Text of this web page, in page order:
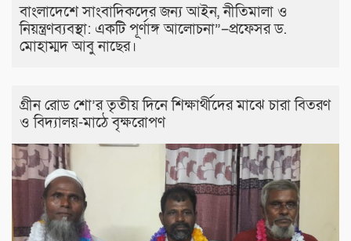
বাংলাদেশে সাংবাদিকদের জন্য আইন, নীতিমালা ও
নিয়ন্ত্রণব্যবস্থা: একটি পূর্ণাঙ্গ আলোচনা”–প্রফেসর ড.
মোহাম্মদ আবু নাছের।
গ্রীন রোড শো’র তৃতীয় দিনে শিক্ষার্থীদের মাঝে চারা বিতরণ
ও বিদ্যালয়-মাঠে বৃক্ষরোপণ